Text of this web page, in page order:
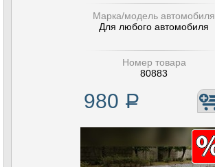
Марка/модель автомобиля
Для любого автомобиля
Номер товара
80883
980 Р